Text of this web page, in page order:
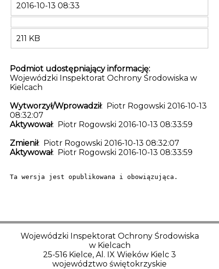
2016-10-13 08:33
211 KB
Podmiot udostępniający informację:
Wojewódzki Inspektorat Ochrony Środowiska w
Kielcach
Wytworzył/Wprowadził: Piotr Rogowski 2016-10-13
08:32:07
Aktywował: Piotr Rogowski 2016-10-13 08:33:59
Zmienił: Piotr Rogowski 2016-10-13 08:32:07
Aktywował: Piotr Rogowski 2016-10-13 08:33:59
Ta wersja jest opublikowana i obowiązująca.
Wojewódzki Inspektorat Ochrony Środowiska
w Kielcach
25-516 Kielce, Al. IX Wieków Kielc 3
województwo świętokrzyskie